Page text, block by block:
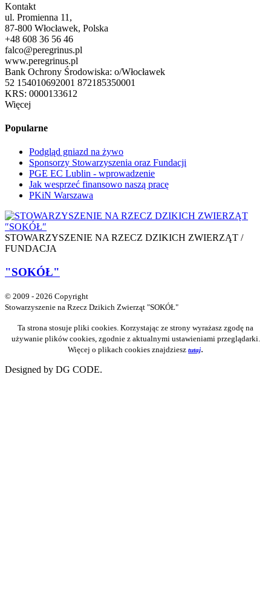
Kontakt
ul. Promienna 11,
87-800 Włocławek, Polska
+48 608 36 56 46
falco@peregrinus.pl
www.peregrinus.pl
Bank Ochrony Środowiska: o/Włocławek
52 154010692001 872185350001
KRS: 0000133612
Więcej
Popularne
Podgląd gniazd na żywo
Sponsorzy Stowarzyszenia oraz Fundacji
PGE EC Lublin - wprowadzenie
Jak wesprzeć finansowo naszą pracę
PKiN Warszawa
STOWARZYSZENIE NA RZECZ DZIKICH ZWIERZĄT /
FUNDACJA
"SOKÓŁ"
© 2009 - 2026 Copyright
Stowarzyszenie na Rzecz Dzikich Zwierząt "SOKÓŁ"
Ta strona stosuje pliki cookies. Korzystając ze strony wyrażasz zgodę na
używanie plików cookies, zgodnie z aktualnymi ustawieniami przeglądarki.
Więcej o plikach cookies znajdziesz tutaj.
Designed by DG CODE.